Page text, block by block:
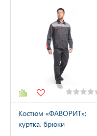
Костюм «ФАВОРИТ»;
куртка, брюки